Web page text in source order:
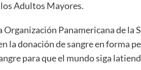
Adultos Mayores.
Organización Panamericana de la
la donación de sangre en forma
para que el mundo siga